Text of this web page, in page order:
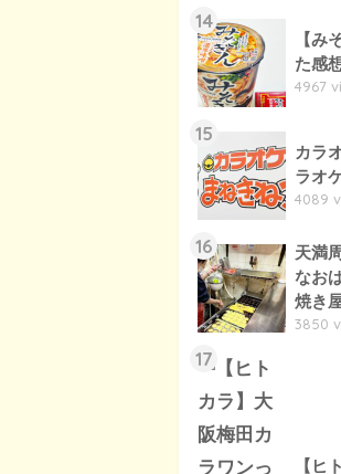
14
【み
た感
4967
15
カラ
ラオ
4089
16
天満
なお
焼き
3850
17
【ヒ